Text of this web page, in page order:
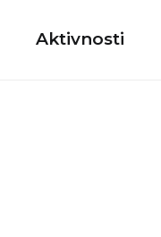
Aktivnosti